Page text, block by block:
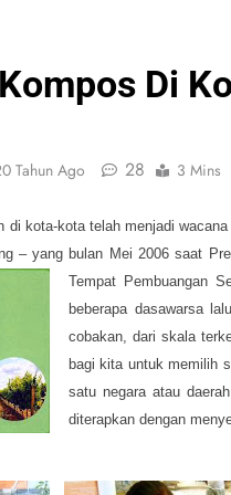
Di
Tahun Ago 28 3 Mins
di kota-kota telah menjadi
– yang bulan Mei 2006 saat
Tempat Pembuangan
beberapa dasawarsa
cobakan, dari skala
bagi kita untuk memilih
satu negara atau
diterapkan dengan